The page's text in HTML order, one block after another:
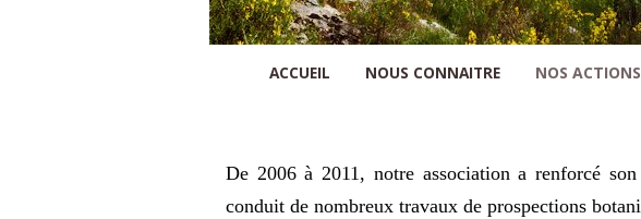
ACCUEIL
NOUS CONNAITRE NOS ACTIONS
De 2006 à 2011, notre association a renforcé
conduit de nombreux travaux de prospections